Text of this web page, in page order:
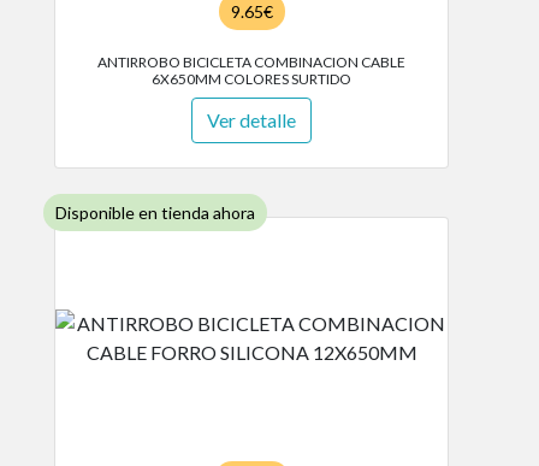
9.65€
ANTIRROBO BICICLETA COMBINACION CABLE
6X650MM COLORES SURTIDO
Ver detalle
Disponible en tienda ahora